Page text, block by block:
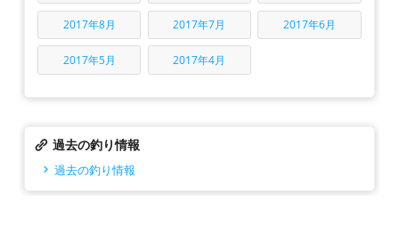
2017年8月 2017年7月 2017年6月
2017年5月 2017年4月
過去の釣り情報
過去の釣り情報